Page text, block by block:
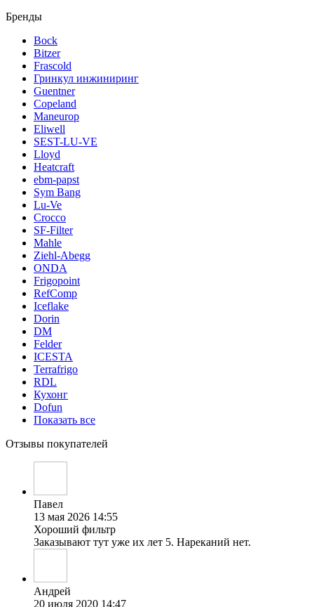
Бренды
Bock
Bitzer
Frascold
Гринкул инжиниринг
Guentner
Copeland
Maneurop
Eliwell
SEST-LU-VE
Lloyd
Heatcraft
ebm-papst
Sym Bang
Lu-Ve
Crocco
SF-Filter
Mahle
Ziehl-Abegg
ONDA
Frigopoint
RefComp
Iceflake
Dorin
DM
Felder
ICESTA
Terrafrigo
RDL
Кухонг
Dofun
Показать все
Отзывы покупателей
Павел
13 мая 2026 14:55
Хороший фильтр
Заказывают тут уже их лет 5. Нареканий нет.
Андрей
20 июля 2020 14:47